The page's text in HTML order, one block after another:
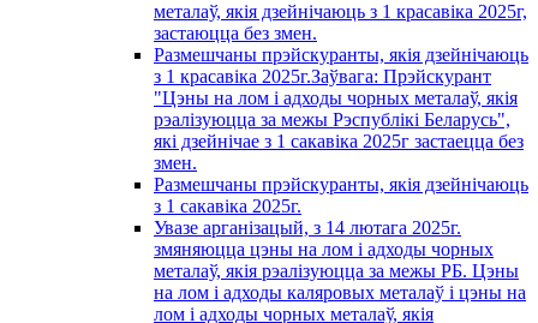
металаў, якія дзейнічаюць з 1 красавiка 2025г,
застаюцца без змен.
Размешчаны прэйскуранты, якія дзейнічаюць
з 1 красавiка 2025г.Заўвага: Прэйскурант
"Цэны на лом і адходы чорных металаў, якія
рэалізуюцца за межы Рэспублікі Беларусь",
які дзейнічае з 1 сакавiка 2025г застаецца без
змен.
Размешчаны прэйскуранты, якія дзейнічаюць
з 1 сакавiка 2025г.
Увазе арганізацый, з 14 лютага 2025г.
змяняюцца цэны на лом і адходы чорных
металаў, якія рэалізуюцца за межы РБ. Цэны
на лом і адходы каляровых металаў і цэны на
лом і адходы чорных металаў, якія